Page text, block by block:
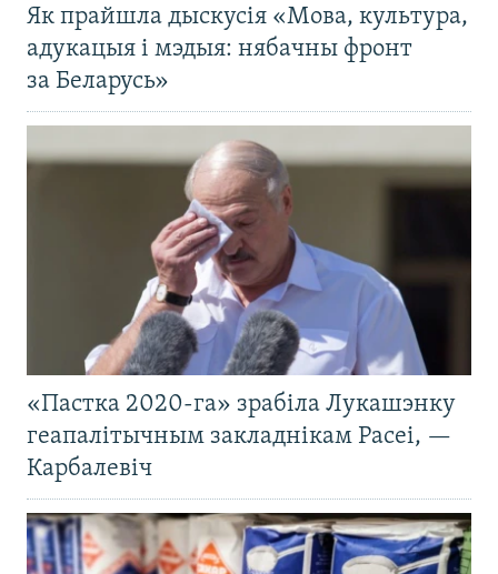
Як прайшла дыскусія «Мова, культура,
адукацыя і мэдыя: нябачны фронт
за Беларусь»
«Пастка 2020-га» зрабіла Лукашэнку
геапалітычным закладнікам Расеі, —
Карбалевіч